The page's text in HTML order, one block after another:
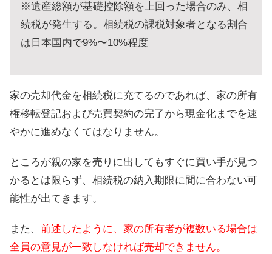
※遺産総額が基礎控除額を上回った場合のみ、相
続税が発生する。相続税の課税対象者となる割合
は日本国内で9%〜10%程度
家の売却代金を相続税に充てるのであれば、家の所有
権移転登記および売買契約の完了から現金化までを速
やかに進めなくてはなりません。
ところが親の家を売りに出してもすぐに買い手が見つ
かるとは限らず、相続税の納入期限に間に合わない可
能性が出てきます。
また、 前述したように、家の所有者が複数いる場合は
全員の意見が一致しなければ売却できません。